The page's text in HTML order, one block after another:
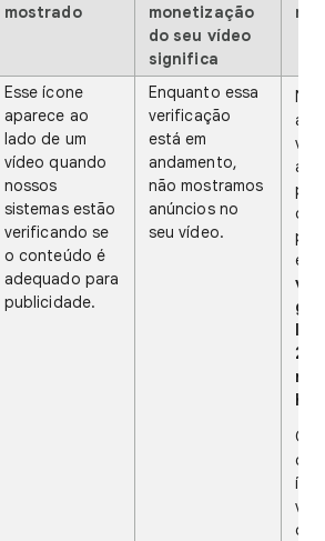
mostrado
monetização
do seu vídeo
significa
Esse ícone
aparece ao
lado de um
vídeo quando
nossos
sistemas estão
verificando se
o conteúdo é
adequado para
publicidade.
Enquanto essa
verificação
está em
andamento,
não mostramos
anúncios no
seu vídeo.
20
no
ou